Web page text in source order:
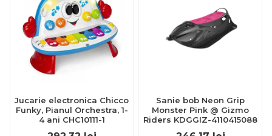
Jucarie electronica Chicco
Funky, Pianul Orchestra, 1-
4 ani CHC10111-1
Sanie bob Neon Grip
Monster Pink @ Gizmo
Riders KDGGIZ-4110415088